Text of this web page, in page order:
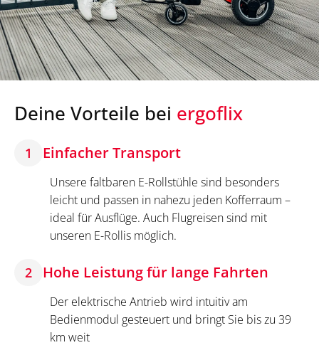
Deine Vorteile bei ergoflix
1 Einfacher Transport
Unsere faltbaren E-Rollstühle sind besonders
leicht und passen in nahezu jeden Kofferraum –
ideal für Ausflüge. Auch Flugreisen sind mit
unseren E-Rollis möglich.
2 Hohe Leistung für lange Fahrten
Der elektrische Antrieb wird intuitiv am
Bedienmodul gesteuert und bringt Sie bis zu 39
km weit